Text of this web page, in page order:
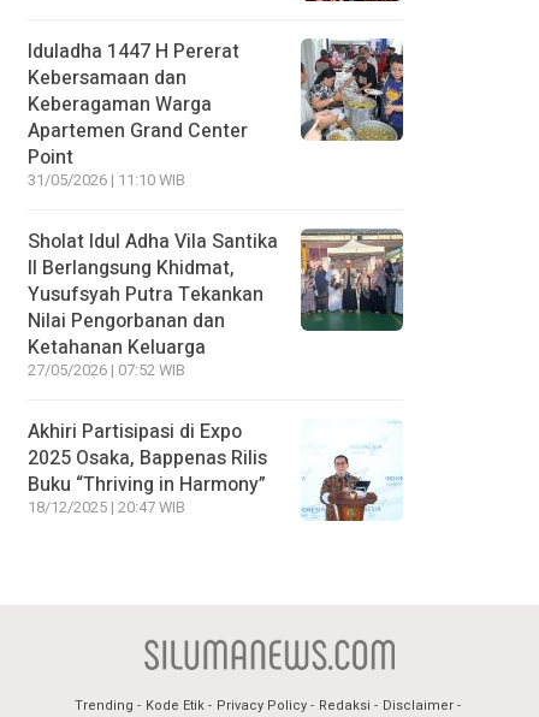
Iduladha 1447 H Pererat
Kebersamaan dan
Keberagaman Warga
Apartemen Grand Center
Point
31/05/2026 | 11:10 WIB
Sholat Idul Adha Vila Santika
II Berlangsung Khidmat,
Yusufsyah Putra Tekankan
Nilai Pengorbanan dan
Ketahanan Keluarga
27/05/2026 | 07:52 WIB
Akhiri Partisipasi di Expo
2025 Osaka, Bappenas Rilis
Buku “Thriving in Harmony”
18/12/2025 | 20:47 WIB
Trending Kode Etik Privacy Policy Redaksi Disclaimer